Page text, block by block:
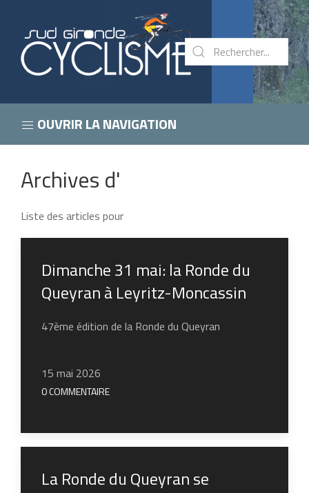
OUVRIR LA NAVIGATION
Archives d'
Liste des articles pour
Dimanche 31 mai: la Ronde du
Queyran à Leyritz-Moncassin
47ème édition de la Ronde du Queyran
15 mai 2026
0 COMMENTAIRE
La Ronde du Queyran se